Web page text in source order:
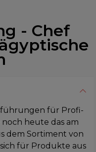
- Chef
für Profi-
heute das am
dem Sortiment von
für Produkte aus